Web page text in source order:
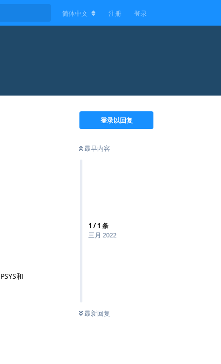
简体中文 注册 登录
登录以回复
最早内容
1 /1 条
三月 2022
最新回复
和